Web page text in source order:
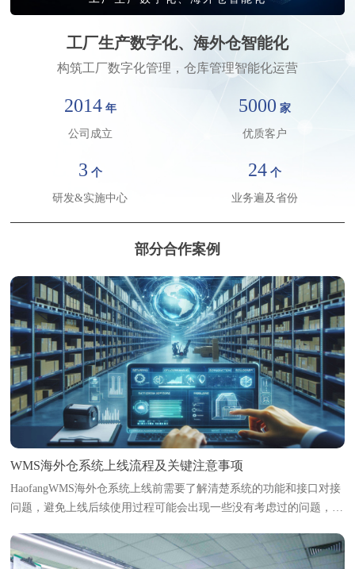
请输入关键词搜索
工厂生产数字化、海外仓智能化
构筑工厂数字化管理，仓库管理智能化运营
2014 年
公司成立
5000 家
优质客户
3 个
研发&实施中心
24 个
业务遍及省份
部分合作案例
WMS海外仓系统上线流程及关键注意事项
HaofangWMS海外仓系统上线前需要了解清楚系统的功能和接口对接
问题，避免上线后续使用过程可能会出现一些没有考虑过的问题，导
中的关键注意事项，帮助海外...